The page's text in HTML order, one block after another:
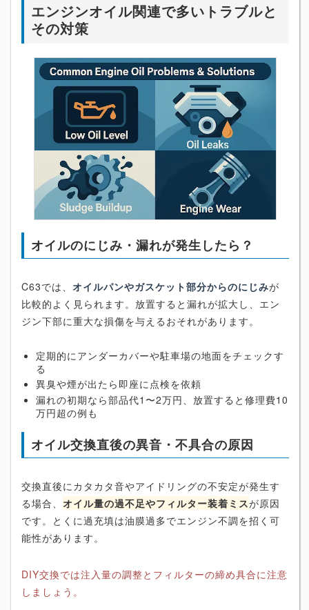
エンジンオイル関連で多いトラブルと
その対策
オイルのにじみ・漏れが発生したら？
C63では、 オイルパンやガスケット部分からのにじみが
比較的よく見られます。放置すると漏れが拡大し、エン
ジン下部に重大な損傷を与えるおそれがあります。
定期的にアンダーカバーや駐車場の地面をチェックす
る
異臭や煙が出たら即座に点検を依頼
漏れの初期なら部品代1〜2万円、放置すると修理費10
万円超の例も
オイル交換直後の異音・不具合の原因
交換直後にカタカタ音やアイドリングの不安定が発生す
る場合、 オイル量の過不足やフィルター装着ミスが原因
です。とくに過充填は油膜過多でエンジン不調を招く可
能性があります。
DIY交換では注入量の調整とフィルターの締め具合に注意
しましょう。